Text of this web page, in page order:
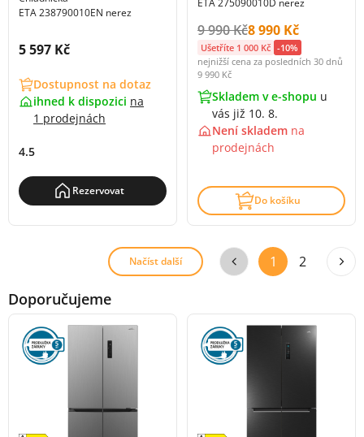
ETA 238790010EN nerez
Cena s DPH:
5 597 Kč
Dostupnost na dotaz
ihned k dispozici na
1 prodejnách
4.5
Rezervovat
Původní cena s DPH:
9 990 KčCena s DPH:
8 990 Kč
Ušetříte 1 000 Kč -10%
nejnižší cena za posledních 30 dnů
9 990 Kč
Skladem v e-shopu u
vás již 10. 8.
Není skladem na
prodejnách
Do košíku
Načíst další 1 2
Doporučujeme